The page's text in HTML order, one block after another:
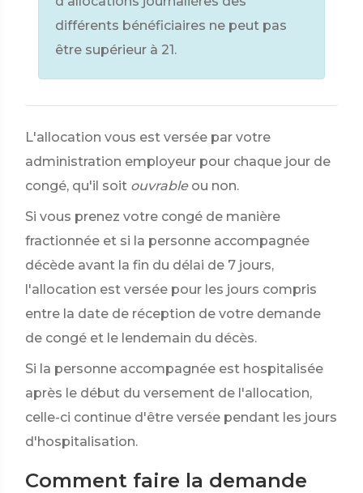
différents bénéficiaires ne peut pas
être supérieur à 21.
L'allocation vous est versée par votre
administration employeur pour chaque jour de
congé, qu'il soit ouvrable ou non.
Si vous prenez votre congé de manière
fractionnée et si la personne accompagnée
décède avant la fin du délai de 7 jours,
l'allocation est versée pour les jours compris
entre la date de réception de votre demande
de congé et le lendemain du décès.
Si la personne accompagnée est hospitalisée
après le début du versement de l'allocation,
celle-ci continue d'être versée pendant les jours
d'hospitalisation.
Comment faire la demande